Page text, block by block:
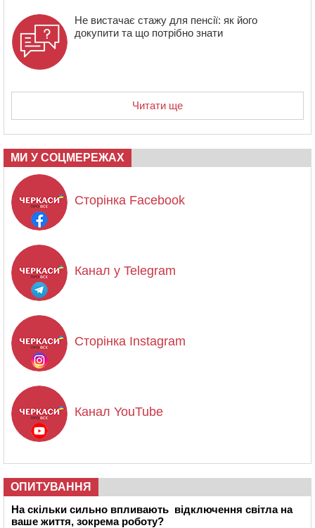
Не вистачає стажу для пенсії: як його
докупити та що потрібно знати
Читати ще
МИ У СОЦМЕРЕЖАХ
Сторінка Facebook
Канал у Telegram
Сторінка Instagram
Канал YouTube
ОПИТУВАННЯ
На скільки сильно впливають відключення світла на
ваше життя, зокрема роботу?